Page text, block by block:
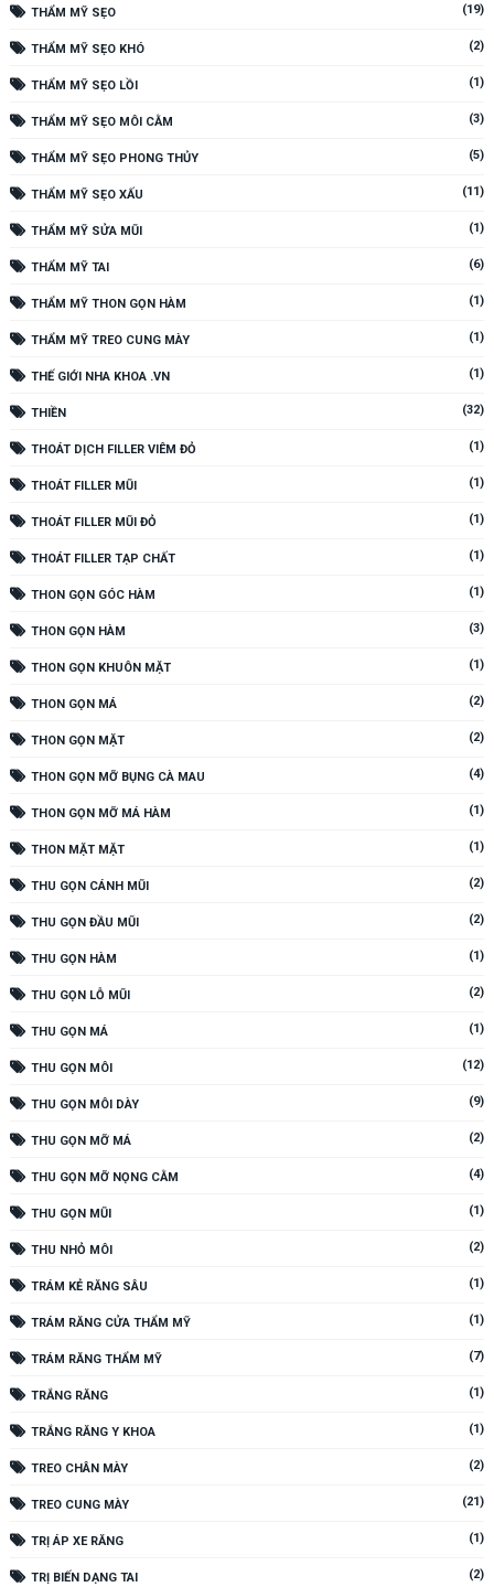
THẨM MỸ SẸO (19)
THẨM MỸ SẸO KHÓ (2)
THẨM MỸ SẸO LỒI (1)
THẨM MỸ SẸO MÔI CẰM (3)
THẨM MỸ SẸO PHONG THỦY (5)
THẨM MỸ SẸO XẤU (11)
THẨM MỸ SỬA MŨI (1)
THẨM MỸ TAI (6)
THẨM MỸ THON GỌN HÀM (1)
THẨM MỸ TREO CUNG MÀY (1)
THẾ GIỚI NHA KHOA .VN (1)
THIỀN (32)
THOÁT DỊCH FILLER VIÊM ĐỎ (1)
THOÁT FILLER MŨI (1)
THOÁT FILLER MŨI ĐỎ (1)
THOÁT FILLER TẠP CHẤT (1)
THON GỌN GÓC HÀM (1)
THON GỌN HÀM (3)
THON GỌN KHUÔN MẶT (1)
THON GỌN MÁ (2)
THON GỌN MẶT (2)
THON GỌN MỠ BỤNG CÀ MAU (4)
THON GỌN MỠ MÁ HÀM (1)
THON MẶT MẶT (1)
THU GỌN CÁNH MŨI (2)
THU GỌN ĐẦU MŨI (2)
THU GỌN HÀM (1)
THU GỌN LỖ MŨI (2)
THU GỌN MÁ (1)
THU GỌN MÔI (12)
THU GỌN MÔI DÀY (9)
THU GỌN MỠ MÁ (2)
THU GỌN MỠ NỌNG CẰM (4)
THU GỌN MŨI (1)
THU NHỎ MÔI (2)
TRÁM KẺ RĂNG SÂU (1)
TRÁM RĂNG CỬA THẨM MỸ (1)
TRÁM RĂNG THẨM MỸ (7)
TRẮNG RĂNG (1)
TRẮNG RĂNG Y KHOA (1)
TREO CHÂN MÀY (2)
TREO CUNG MÀY (21)
TRỊ ÁP XE RĂNG (1)
TRỊ BIẾN DẠNG TAI (2)